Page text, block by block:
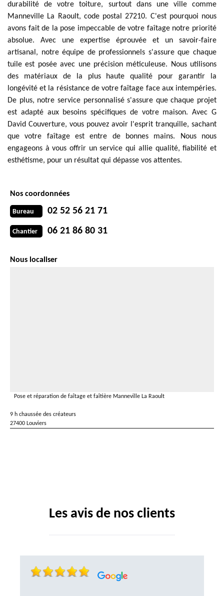
durabilité de votre toiture, surtout dans une ville comme
Manneville La Raoult, code postal 27210. C'est pourquoi nous
avons fait de la pose impeccable de votre faîtage notre priorité
absolue. Avec une expertise éprouvée et un savoir-faire
artisanal, notre équipe de professionnels s'assure que chaque
tuile est posée avec une précision méticuleuse. Nous utilisons
des matériaux de la plus haute qualité pour garantir la
longévité et la résistance de votre faîtage face aux intempéries.
De plus, notre service personnalisé s'assure que chaque projet
est adapté aux besoins spécifiques de votre maison. Avec G
David Couverture, vous pouvez avoir l'esprit tranquille, sachant
que votre faîtage est entre de bonnes mains. Nous nous
engageons à vous offrir un service qui allie qualité, fiabilité et
esthétisme, pour un résultat qui dépasse vos attentes.
Nos coordonnées
Bureau 02 52 56 21 71
Chantier 06 21 86 80 31
Nous localiser
Pose et réparation de faîtage et faîtière Manneville La Raoult
9 h chaussée des créateurs
27400 Louviers
Les avis de nos clients